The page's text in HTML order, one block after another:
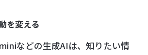
を変える
などの生成AIは、知りたい情